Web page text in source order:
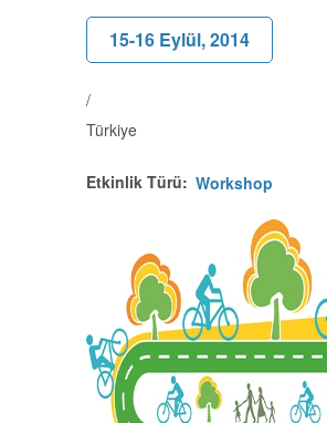
15-16 Eylül, 2014
/
Türkiye
Etkinlik Türü Workshop